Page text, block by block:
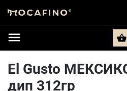
El Gusto
дип 312гр